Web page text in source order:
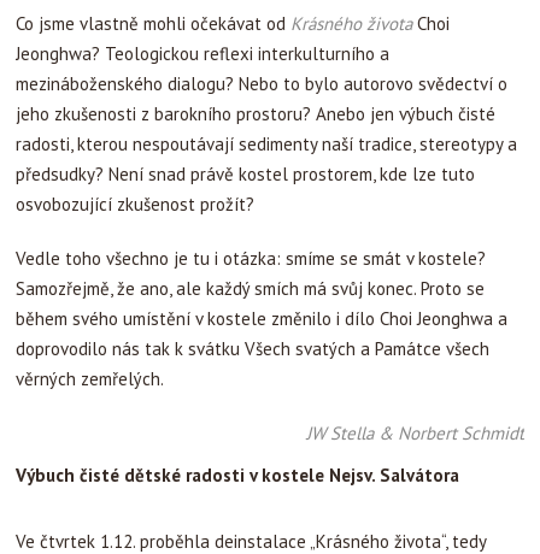
Co jsme vlastně mohli očekávat od Krásného životaChoi
Jeonghwa? Teologickou reflexi interkulturního a
mezináboženského dialogu? Nebo to bylo autorovo svědectví o
jeho zkušenosti z barokního prostoru? Anebo jen výbuch čisté
radosti, kterou nespoutávají sedimenty naší tradice, stereotypy a
předsudky? Není snad právě kostel prostorem, kde lze tuto
osvobozující zkušenost prožít?
Vedle toho všechno je tu i otázka: smíme se smát v kostele?
Samozřejmě, že ano, ale každý smích má svůj konec. Proto se
během svého umístění v kostele změnilo i dílo Choi Jeonghwa a
doprovodilo nás tak k svátku Všech svatých a Památce všech
věrných zemřelých.
JW Stella & Norbert Schmidt
Výbuch čisté dětské radosti v kostele Nejsv. Salvátora
Ve čtvrtek 1.12. proběhla deinstalace „Krásného života“, tedy